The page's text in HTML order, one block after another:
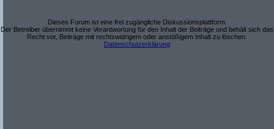
Dieses Forum ist eine frei zugängliche Diskussionsplattform.
Der Betreiber übernimmt keine Verantwortung für den Inhalt der Beiträge und behält sich das
Recht vor, Beiträge mit rechtswidrigem oder anstößigem Inhalt zu löschen.
Datenschutzerklärung